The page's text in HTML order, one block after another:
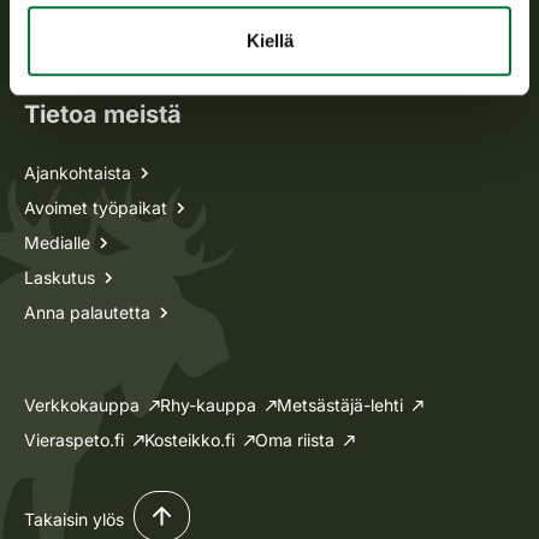
Kiellä
Oma riista -asiat
Tietoa meistä
Ajankohtaista
Avoimet työpaikat
Medialle
Laskutus
Anna palautetta
Verkkokauppa Rhy-kauppa
Metsästäjä-lehti
Vieraspeto.fi
Kosteikko.fi Oma riista
Takaisin ylös